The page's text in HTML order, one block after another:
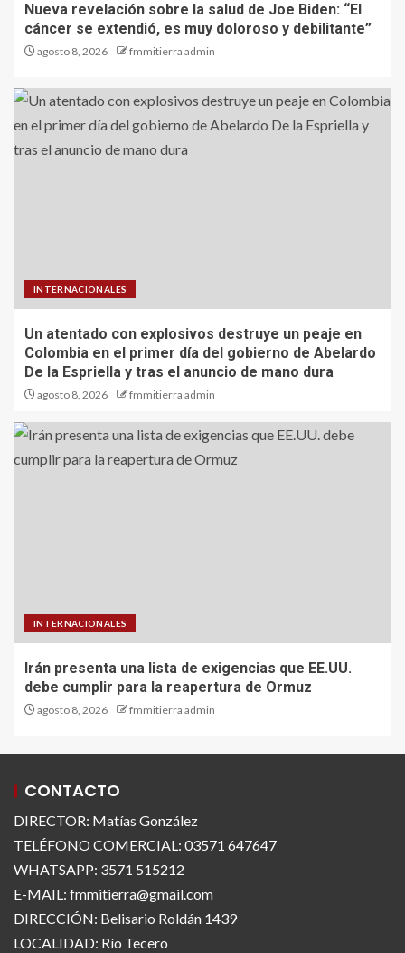
Nueva revelación sobre la salud de Joe Biden: “El
cáncer se extendió, es muy doloroso y debilitante”
agosto 8, 2026 fmmitierra admin
INTERNACIONALES
Un atentado con explosivos destruye un peaje en
Colombia en el primer día del gobierno de Abelardo
De la Espriella y tras el anuncio de mano dura
agosto 8, 2026 fmmitierra admin
INTERNACIONALES
Irán presenta una lista de exigencias que EE.UU.
debe cumplir para la reapertura de Ormuz
agosto 8, 2026 fmmitierra admin
CONTACTO
DIRECTOR: Matías González
TELÉFONO COMERCIAL: 03571 647647
WHATSAPP: 3571 515212
E-MAIL: fmmitierra@gmail.com
DIRECCIÓN: Belisario Roldán 1439
LOCALIDAD: Río Tecero